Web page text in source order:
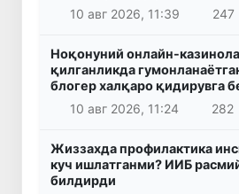
10 авг 2026, 11:39
247
Ноқонуний онлайн-
қилганликда
блогер халқаро қидирувга
10 авг 2026, 11:24
282
Жиззахда профилактика
куч ишлатганми? ИИБ
билдирди